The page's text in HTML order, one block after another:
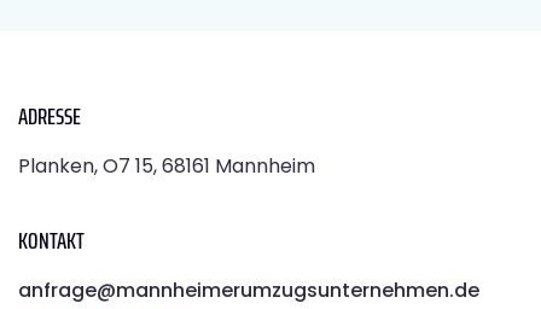
ADRESSE
Planken, O7 15, 68161 Mannheim
KONTAKT
anfrage@mannheimerumzugsunternehmen.de